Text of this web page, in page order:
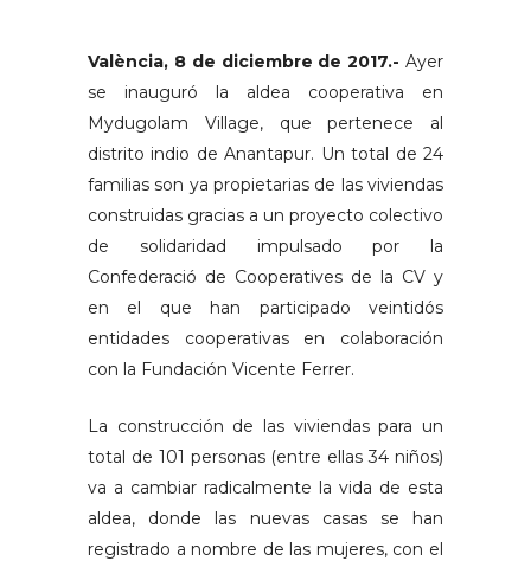
València, 8 de diciembre de 2017.- Ayer
se inauguró la aldea cooperativa en
Mydugolam Village, que pertenece al
distrito indio de Anantapur. Un total de 24
familias son ya propietarias de las viviendas
construidas gracias a un proyecto colectivo
de solidaridad impulsado por la
Confederació de Cooperatives de la CV y
en el que han participado veintidós
entidades cooperativas en colaboración
con la Fundación Vicente Ferrer.
La construcción de las viviendas para un
total de 101 personas (entre ellas 34 niños)
va a cambiar radicalmente la vida de esta
aldea, donde las nuevas casas se han
registrado a nombre de las mujeres, con el